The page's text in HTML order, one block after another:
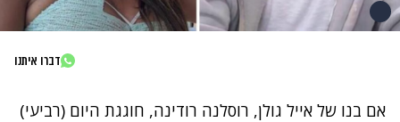
דברו איתנו
אם בנו של אייל גולן, רוסלנה רודינה, חוגגת היום (רביעי)